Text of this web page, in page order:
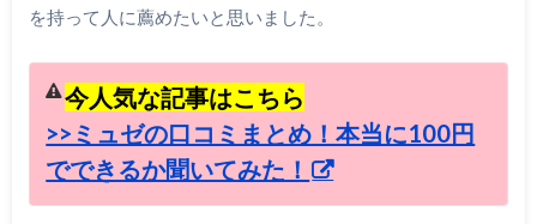
を持って人に薦めたいと思いました。
今人気な記事はこちら
>>ミュゼの口コミまとめ！本当に100円
でできるか聞いてみた！